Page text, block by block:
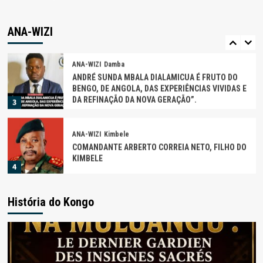
ANA-WIZI
2
3
ANA-WIZI Damba
ANDRÉ SUNDA MBALA DIALAMICUA É FRUTO DO
BENGO, DE ANGOLA, DAS EXPERIÊNCIAS VIVIDAS E
DA REFINAÇÃO DA NOVA GERAÇÃO”.
4
ANA-WIZI Kimbele
COMANDANTE ARBERTO CORREIA NETO, FILHO DO
KIMBELE
DADOS BIOGRÁFICOS DE AMBRÓSIO LUKOKI,
“NZAKIMWENA”
História do Kongo